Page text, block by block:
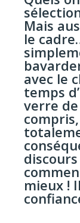
Mais
le
avec le
temps
verre de
mieux !